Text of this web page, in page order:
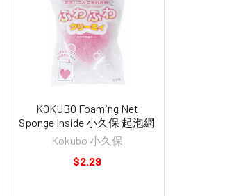
KOKUBO Foaming Net
Sponge Inside 小久保 起泡網
Kokubo 小久保
$2.29